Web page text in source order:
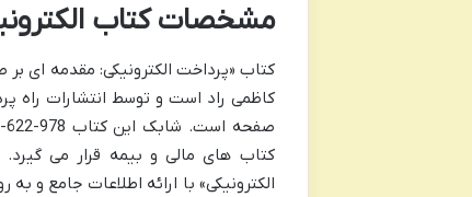
مشخصات کتاب
کتاب «پرداخت الکترونیکی: مقدمه ای
الکترونیکی» با ارائه اطلاعات جامع و